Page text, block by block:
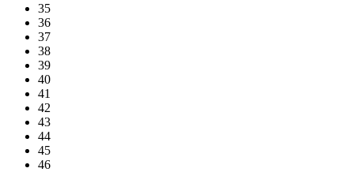
35
36
37
38
39
40
41
42
43
44
45
46